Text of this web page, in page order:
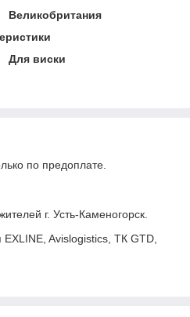
Великобритания
Для виски
по предоплате.
г. Усть-Каменогорск.
Avislogistics, ТК GTD,